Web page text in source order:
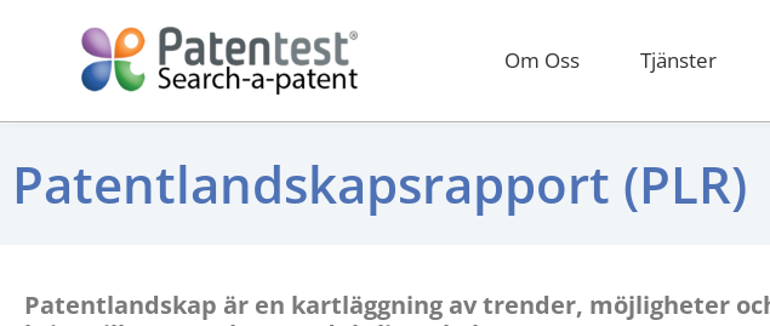
Om Oss Tjänster
Patentlandskapsrapport (PLR)
Patentlandskap är en kartläggning av trender, möjligheter